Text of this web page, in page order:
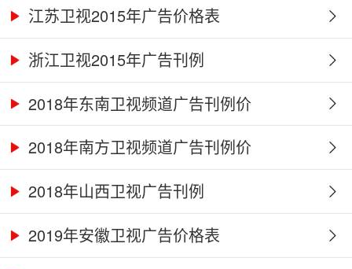
江苏卫视2015年广告价格表
浙江卫视2015年广告刊例
2018年东南卫视频道广告刊例价
2018年南方卫视频道广告刊例价
2018年山西卫视广告刊例
2019年安徽卫视广告价格表